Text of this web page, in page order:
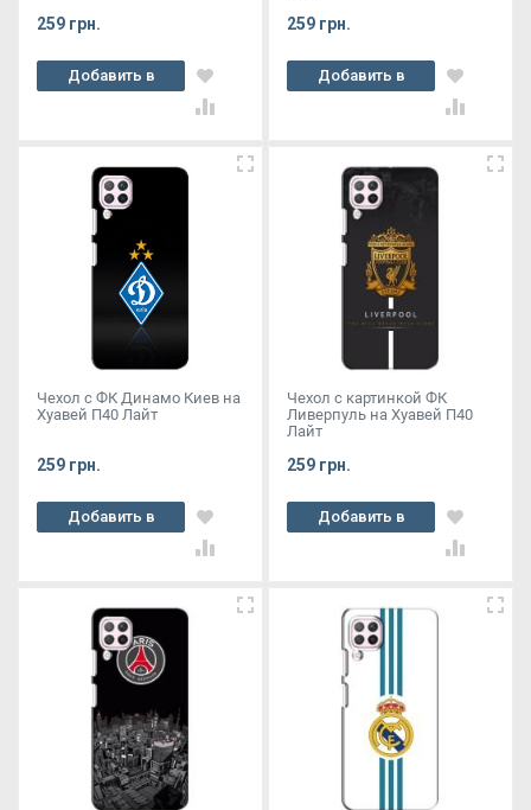
259 грн.
Добавить в
корзину
259 грн.
Добавить в
корзину
Чехол с ФК Динамо Киев на
Хуавей П40 Лайт
259 грн.
Добавить в
корзину
Чехол с картинкой ФК
Ливерпуль на Хуавей П40
Лайт
259 грн.
Добавить в
корзину